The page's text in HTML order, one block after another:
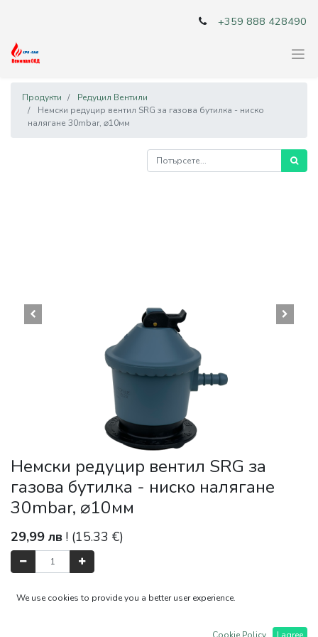
+359 888 428490
Продукти
Редуцил Вентили
Немски редуцир вентил SRG за газова бутилка - ниско
налягане 30mbar, ⌀10мм
Немски редуцир вентил SRG за
газова бутилка - ниско налягане
30mbar, ⌀10мм
29,99 лв ! (15.33 €)
Добави в Количка
We use cookies to provide you a better user experience.